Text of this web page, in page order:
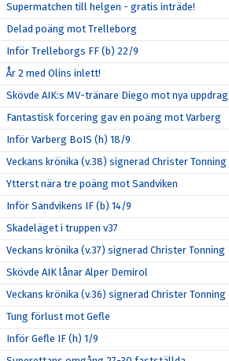
Supermatchen till helgen - gratis inträde!
Delad poäng mot Trelleborg
Inför Trelleborgs FF (b) 22/9
År 2 med Olins inlett!
Skövde AIK:s MV-tränare Diego mot nya uppdrag
Fantastisk forcering gav en poäng mot Varberg
Inför Varberg BoIS (h) 18/9
Veckans krönika (v.38) signerad Christer Tonning
Ytterst nära tre poäng mot Sandviken
Inför Sandvikens IF (b) 14/9
Skadeläget i truppen v37
Veckans krönika (v.37) signerad Christer Tonning
Skövde AIK lånar Alper Demirol
Veckans krönika (v.36) signerad Christer Tonning
Tung förlust mot Gefle
Inför Gefle IF (h) 1/9